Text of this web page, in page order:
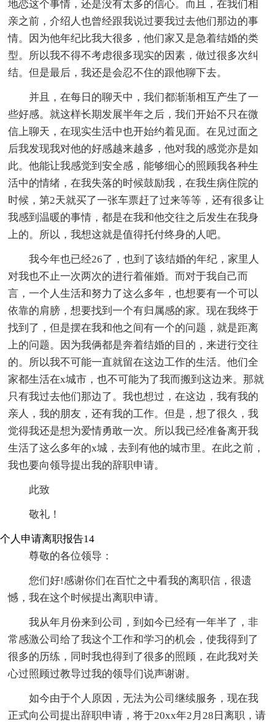
地恋这个事情，还是没有太多的信心。而且，在我们相
亲之前，介绍人也曾经跟我说过要我过去他们那边的事
情。因为他年纪比我大很多，他们家又是急着结婚的类
型。所以我不得不考虑很多现实的因素，做过很多次纠
结。但是最后，我还是会忍不住的跟他聊下去。
并且，在每日的聊天中，我们都渐渐相互产生了一
些好感。就这样长期发展半年之后，我们开始不只在微
信上聊天，在现实生活中也开始约着见面。在见过面之
后我发现我对他的好感越来越多，他对我的感觉亦是如
此。他能让我感觉到安全感，能够细心的照顾我各种生
活中的情绪，在我失落的时候鼓励我，在我生病住院的
时候，第2天就买了一张车票赶了过来等等，还有很多让
我感到温暖的事情，都是在我和他交往之后发生在我身
上的。所以，我想这就是值得托付终身的人吧。
我今年也已经26了，也到了该结婚的年纪，家里人
对我也不止一次两次的进行着催婚。而对于我自己而
言，一个人生活和努力了这么多年，也想要有一个可以
依靠的肩膀，想要找到一个有归属感的家。现在我终于
找到了，但是摆在我和他之间有一个的问题，就是距离
上的问题。因为我俩都是奔着结婚的目的，来进行交往
的。所以我不可能一直就留在这边工作的生活。他们全
家都生活在x城市，也不可能为了我而搬到这边来。那就
只有我过去他们那边了。我也想过，在这边，我有我的
亲人，我的朋友，还有我的工作。但是，想了很久，我
觉得我还是想为爱情勇敢一次。所以我已经准备离开我
生活了这么多年的x城，去到有他的城市里。在此之前，
我也要向领导提出我的辞职申请。
此致
敬礼！
个人申请离职报告14
尊敬的各位领导：
您们好!感谢你们在百忙之中看我的离职信，很遗
憾，我在这个时候提出离职申请。
我从年月份来到公司，到如今已经有一年半了，非
常感激公司给了我这个工作和学习的机会，使我得到了
很多的历练，同时我也得到了很多的照顾，在此我对关
心过照顾过教导过我的领导们说声谢谢。
如今由于个人原因，无法为公司继续服务，现在我
正式向公司提出辞职申请，将于20xx年2月28日离职，请